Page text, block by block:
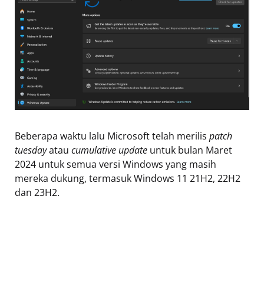
Beberapa waktu lalu Microsoft telah merilis patch
tuesdayatau cumulative update untuk bulan Maret
2024 untuk semua versi Windows yang masih
mereka dukung, termasuk Windows 11 21H2, 22H2
dan 23H2.